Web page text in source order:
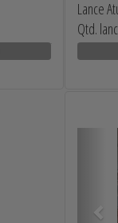
Lance
Qtd.